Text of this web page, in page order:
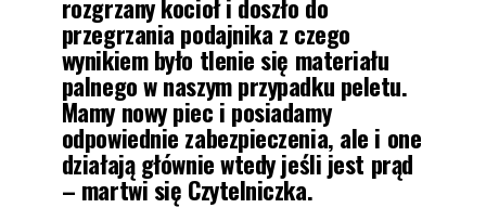
przegrzania podajnika z czego
wynikiem było tlenie się materiału
palnego w naszym przypadku peletu.
Mamy nowy piec i posiadamy
odpowiednie zabezpieczenia, ale i one
działają głównie wtedy jeśli jest prąd
– martwi się Czytelniczka.